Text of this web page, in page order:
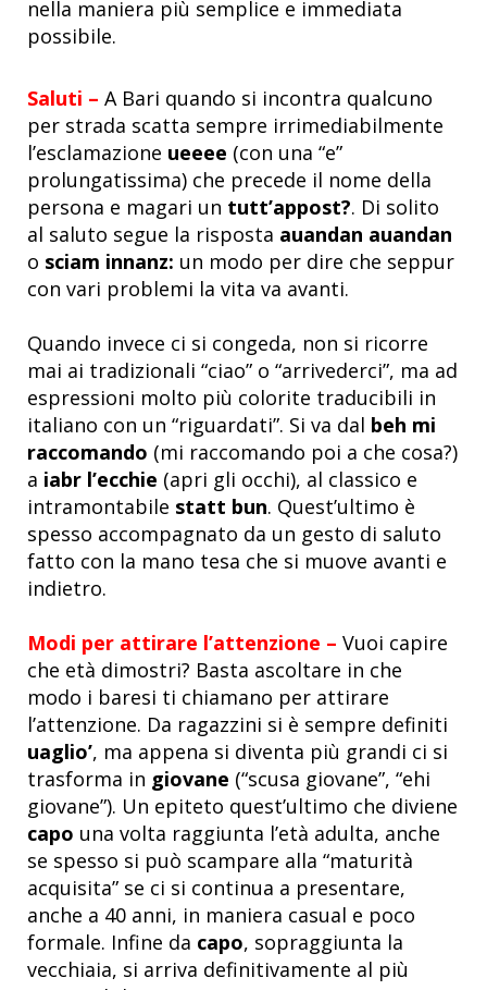
nella maniera più semplice e immediata
possibile.
Saluti – A Bari quando si incontra qualcuno
per strada scatta sempre irrimediabilmente
l’esclamazione ueeee (con una “e”
prolungatissima) che precede il nome della
persona e magari un tutt’appost?. Di solito
al saluto segue la risposta auandan auandan
o sciam innanz: un modo per dire che seppur
con vari problemi la vita va avanti.
Quando invece ci si congeda, non si ricorre
mai ai tradizionali “ciao” o “arrivederci”, ma ad
espressioni molto più colorite traducibili in
italiano con un “riguardati”. Si va dal beh mi
raccomando (mi raccomando poi a che cosa?)
a iabr l’ecchie (apri gli occhi), al classico e
intramontabile statt bun. Quest’ultimo è
spesso accompagnato da un gesto di saluto
fatto con la mano tesa che si muove avanti e
indietro.
Modi per attirare l’attenzione – Vuoi capire
che età dimostri? Basta ascoltare in che
modo i baresi ti chiamano per attirare
l’attenzione. Da ragazzini si è sempre definiti
uaglio’, ma appena si diventa più grandi ci si
trasforma in giovane (“scusa giovane”, “ehi
giovane”). Un epiteto quest’ultimo che diviene
capo una volta raggiunta l’età adulta, anche
se spesso si può scampare alla “maturità
acquisita” se ci si continua a presentare,
anche a 40 anni, in maniera casual e poco
formale. Infine da capo, sopraggiunta la
vecchiaia, si arriva definitivamente al più